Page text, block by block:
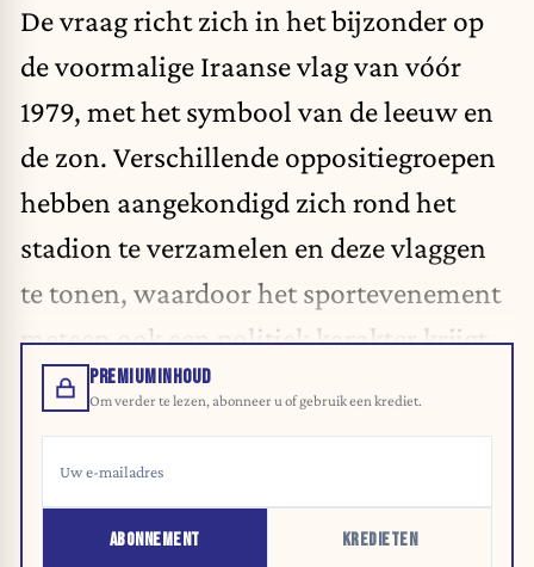
De vraag richt zich in het bijzonder op
de voormalige Iraanse vlag van vóór
1979, met het symbool van deleeuw en
de zon. Verschillende oppositiegroepen
hebben aangekondigd zich rond het
stadion te verzamelen en deze vlaggen
te tonen, waardoor het sportevenement
meteen ook een politiek karakter krijgt.
PREMIUMINHOUD
Om verder te lezen, abonneer u of gebruik een krediet.
ABONNEMENT KREDIETEN